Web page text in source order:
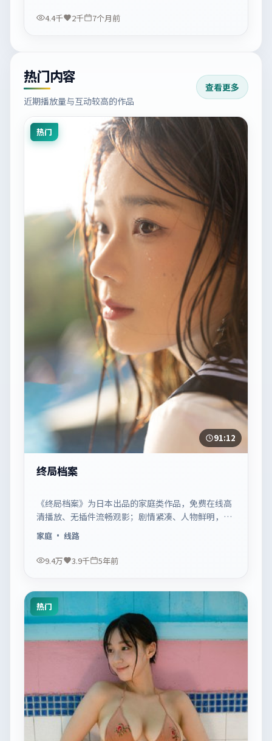
4.4千 2千 7个月前
热门内容
近期播放量与互动较高的作品
查看更多
热门
91:12
终局档案
《终局档案》为日本出品的家庭类作品，免费在线高
清播放、无插件流畅观影；剧情紧凑、人物鲜明，适
合休闲一口气追看。
家庭· 线路
9.4万 3.9千 5年前
热门